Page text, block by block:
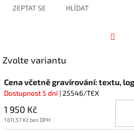
ZEPTAT SE HLÍDAT
Zvolte variantu
Cena včetně gravírování: textu,
Dostupnost 5 dní | 25546/TEX
1 950 Kč
1 611,57 Kč bez DPH